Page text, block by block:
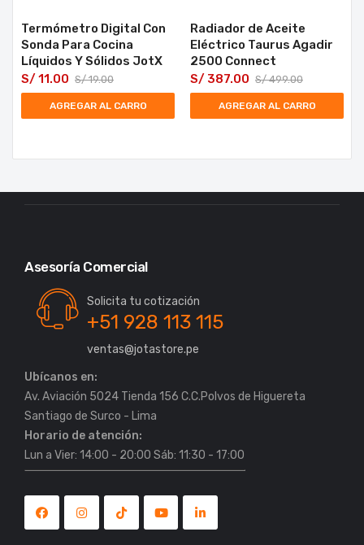
Termómetro Digital Con
Sonda Para Cocina
Líquidos Y Sólidos JotX
S/19.00
S/11.00
AGREGAR AL CARRO
Radiador de Aceite
Eléctrico Taurus Agadir
2500 Connect
S/499.00
S/ 387.00
AGREGAR AL CARRO
Asesoría Comercial
Solicita tu cotización
+51 928 113 115
ventas@jotastore.pe
Ubícanos en:
Av. Aviación 5024 Tienda 156 C.C.Polvos de Higuereta
Horario de atención:
Lun a Vier: 14:00 - 20:00 Sáb: 11:30 - 17:00